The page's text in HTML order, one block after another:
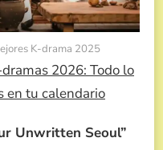
K-drama 2025
2026: Todo lo
en tu calendario
Unwritten Seoul”